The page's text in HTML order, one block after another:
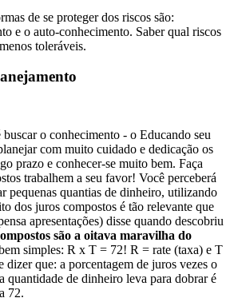
de se proteger dos riscos são:
e o auto-conhecimento. Saber qual riscos
toleráveis.
o conhecimento - o Educando seu
com muito cuidado e dedicação os
prazo e conhecer-se muito bem. Faça
trabalhem a seu favor! Você perceberá
pequenas quantias de dinheiro, utilizando
dos juros compostos é tão relevante que
apresentações) disse quando descobriu
são a oitava maravilha do
simples: R x T = 72! R = rate (taxa) e T
que: a porcentagem de juros vezes o
quantidade de dinheiro leva para dobrar é
72.